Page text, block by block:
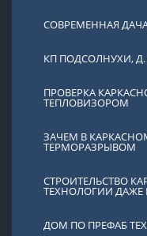
СОВРЕМЕННАЯ
КП ПОДСОЛНУХИ,
ПРОВЕРКА
ТЕПЛОВИЗОРОМ
ЗАЧЕМ В
ТЕРМОРАЗРЫВОМ
СТРОИТЕЛЬСТВО
ТЕХНОЛОГИИ ДАЖЕ
ДОМ ПО ПРЕФАБ